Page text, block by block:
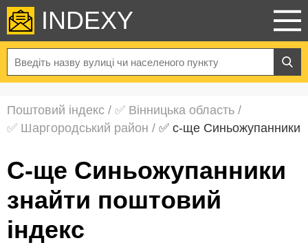
INDEXY
Поштовий індекс / ✅ Вінницька область /
✅ Шаргородський район / ✅ с-ще Синьожупанники
с-ще Синьожупанники
знайти поштовий
індекс